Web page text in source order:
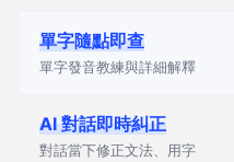
單字隨點即查
單字發音教練與詳細解釋
AI 對話即時糾正
對話當下修正文法、用字